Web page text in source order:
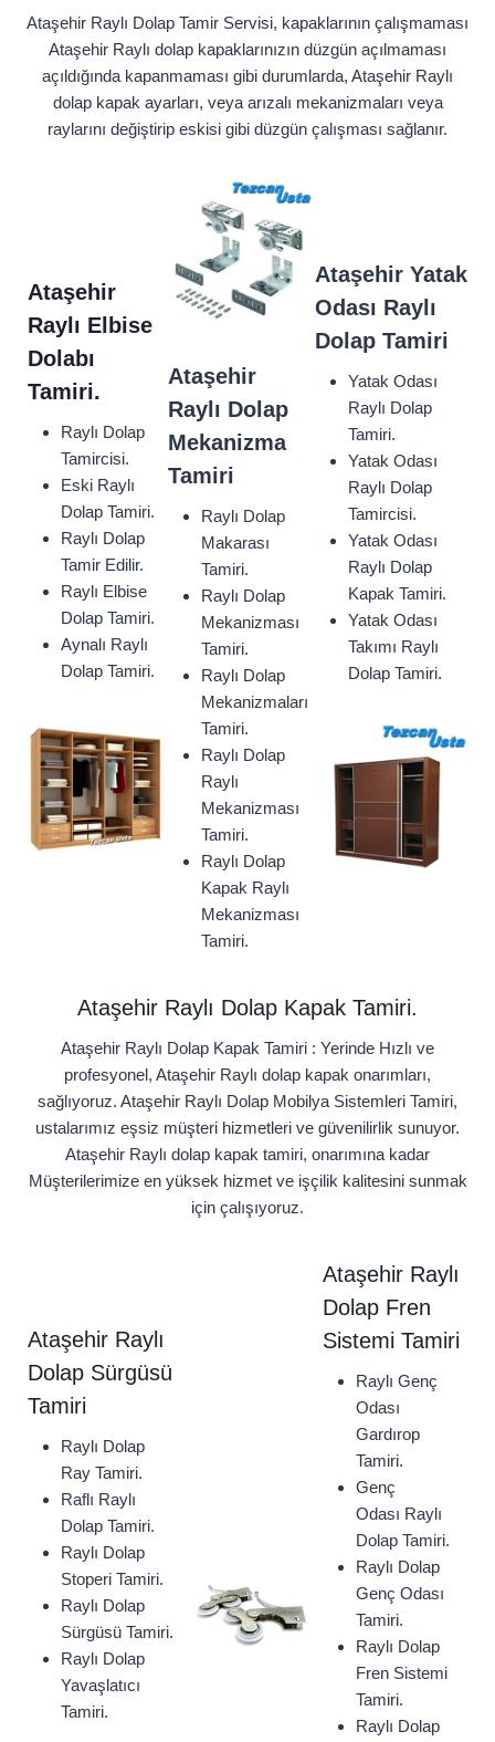
Ataşehir Raylı Dolap Tamir Servisi, kapaklarının çalışmaması
Ataşehir Raylı dolap kapaklarınızın düzgün açılmaması
açıldığında kapanmaması gibi durumlarda, Ataşehir Raylı
dolap kapak ayarları, veya arızalı mekanizmaları veya
raylarını değiştirip eskisi gibi düzgün çalışması sağlanır.
Ataşehir
Raylı Elbise
Dolabı
Tamiri.
Raylı Dolap
Tamircisi.
Eski Raylı
Dolap Tamiri.
Raylı Dolap
Tamir Edilir.
Raylı Elbise
Dolap Tamiri.
Aynalı Raylı
Dolap Tamiri.
Ataşehir
Raylı Dolap
Mekanizma
Tamiri
Raylı Dolap
Makarası
Tamiri.
Raylı Dolap
Mekanizması
Tamiri.
Raylı Dolap
Mekanizmaları
Tamiri.
Raylı Dolap
Raylı
Mekanizması
Tamiri.
Raylı Dolap
Kapak Raylı
Mekanizması
Tamiri.
Ataşehir Yatak
Odası Raylı
Dolap Tamiri
Yatak Odası
Raylı Dolap
Tamiri.
Yatak Odası
Raylı Dolap
Tamircisi.
Yatak Odası
Raylı Dolap
Kapak Tamiri.
Yatak Odası
Takımı Raylı
Dolap Tamiri.
Ataşehir Raylı Dolap Kapak Tamiri.
Ataşehir Raylı Dolap Kapak Tamiri : Yerinde Hızlı ve
profesyonel, Ataşehir Raylı dolap kapak onarımları,
sağlıyoruz. Ataşehir Raylı Dolap Mobilya Sistemleri Tamiri,
ustalarımız eşsiz müşteri hizmetleri ve güvenilirlik sunuyor.
Ataşehir Raylı dolap kapak tamiri, onarımına kadar
Müşterilerimize en yüksek hizmet ve işçilik kalitesini sunmak
için çalışıyoruz.
Ataşehir Raylı
Dolap Sürgüsü
Tamiri
Raylı Dolap
Ray Tamiri.
Raflı Raylı
Dolap Tamiri.
Raylı Dolap
Stoperi Tamiri.
Raylı Dolap
Sürgüsü Tamiri.
Raylı Dolap
Yavaşlatıcı
Tamiri.
Ataşehir Raylı
Dolap Fren
Sistemi Tamiri
Raylı Genç
Odası
Gardırop
Tamiri.
Genç
Odası Raylı
Dolap Tamiri.
Raylı Dolap
Genç Odası
Tamiri.
Raylı Dolap
Fren Sistemi
Tamiri.
Raylı Dolap